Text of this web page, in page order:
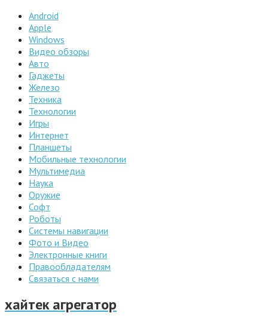
Android
Apple
Windows
Видео обзоры
Авто
Гаджеты
Железо
Техника
Технологии
Игры
Интернет
Планшеты
Мобильные технологии
Мультимедиа
Наука
Оружие
Софт
Роботы
Системы навигации
Фото и Видео
Электронные книги
Правообладателям
Связаться с нами
хайтек агрегатор